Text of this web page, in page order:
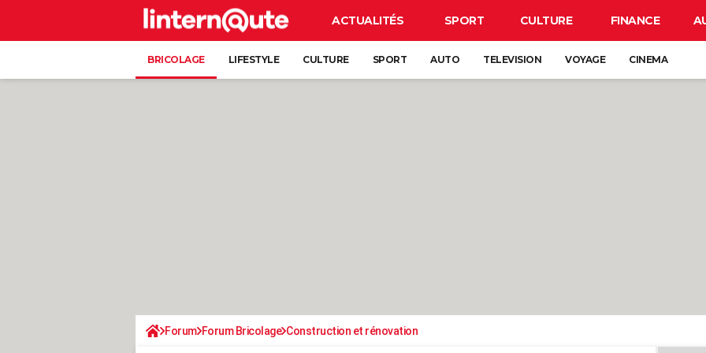
ACTUALITÉS SPORT CULTURE FINANCE
BRICOLAGE LIFESTYLE CULTURE SPORT AUTO TELEVISION VOYAGE CINEMA
Forum Forum Bricolage Construction et rénovation